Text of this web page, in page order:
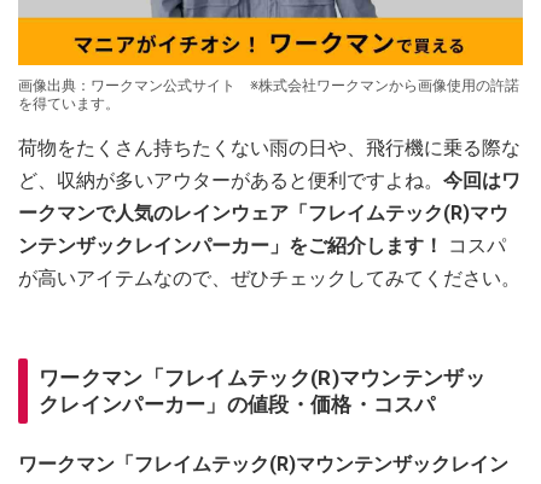
画像出典：ワークマン公式サイト ※株式会社ワークマンから画像使用の許諾
を得ています。
荷物をたくさん持ちたくない雨の日や、飛行機に乗る際な
ど、収納が多いアウターがあると便利ですよね。 今回はワ
ークマンで人気のレインウェア「フレイムテック(R)マウ
ンテンザックレインパーカー」をご紹介します！
コスパ
が高いアイテムなので、ぜひチェックしてみてください。
ワークマン「フレイムテック(R)マウンテンザッ
クレインパーカー」の値段・価格・コスパ
ワークマン「フレイムテック(R)マウンテンザックレイン